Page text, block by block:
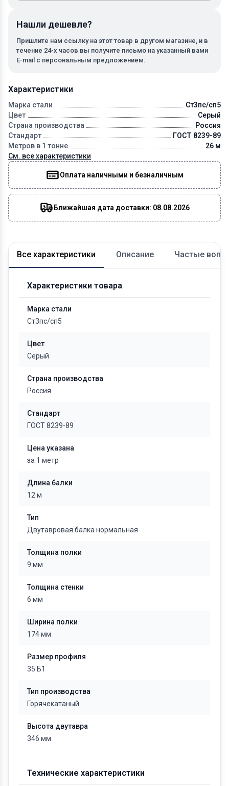
Характеристики
Марка стали
Ст3пс/сп5
Цвет
Серый
Страна производства
Россия
Стандарт
ГОСТ 8239-89
Метров в 1 тонне
26 м
См. все характеристики
Оплата наличными и безналичным
Ближайшая дата доставки: 08.08.2026
Нашли дешевле?
Пришлите нам ссылку на этот товар в другом магазине, и в
течение 24-х часов вы получите письмо на указанный вами
E-mail с персональным предложением.
Все характеристики Описание Частые
Характеристики товара
Марка стали
Ст3пс/сп5
Цвет
Серый
Страна производства
Россия
Стандарт
ГОСТ 8239-89
Цена указана
за 1 метр
Длина балки
12 м
Тип
Двутавровая балка нормальная
Толщина полки
9 мм
Толщина стенки
6 мм
Ширина полки
174 мм
Размер профиля
35 Б1
Тип производства
Горячекатаный
Высота двутавра
346 мм
Технические характеристики